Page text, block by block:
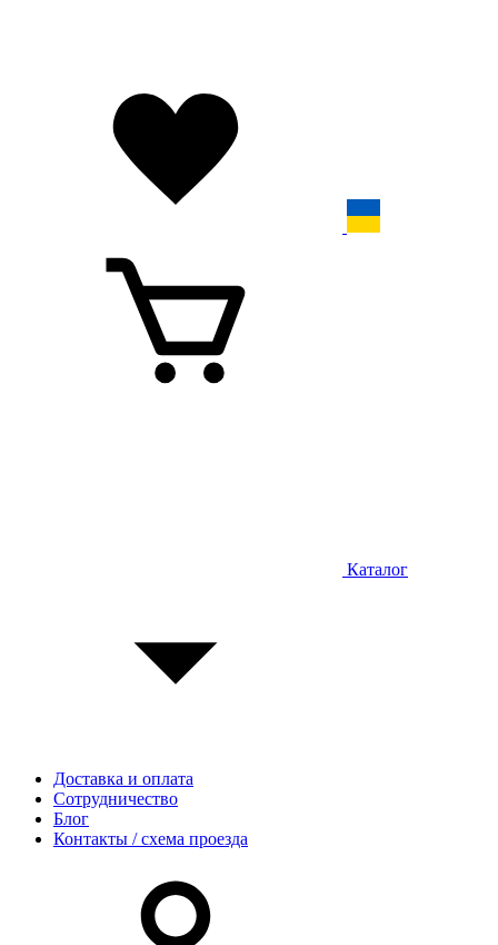
Каталог
Доставка и оплата
Сотрудничество
Блог
Контакты / схема проезда